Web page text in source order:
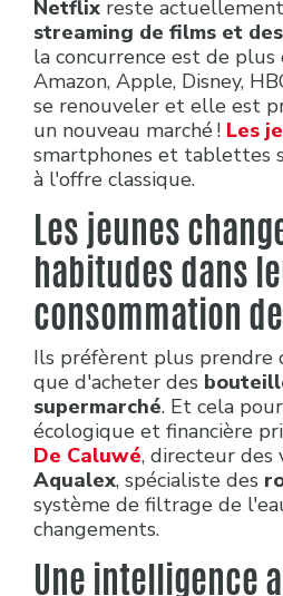
Netflix reste
streaming de films et
la concurrence est de plus
Amazon, Apple, Disney,
se renouveler et elle est
un nouveau marché ! Les
smartphones et tablettes
à l'offre classique.
Les jeunes
habitudes dans
consommation
Ils préfèrent plus prendre
que d'acheter des
supermarché. Et cela
écologique et financière
De Caluwé, directeur des
Aqualex, spécialiste des
système de filtrage de
changements.
Une intelligence